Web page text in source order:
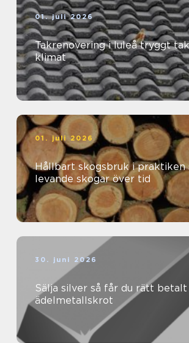
01. juli 2026
Takrenovering i luleå tryggt tak för tufft
klimat
01. juli 2026
Hållbart skogsbruk i praktiken så skapas
levande skogar över tid
30. juni 2026
Sälja silver så får du rätt betalt för ditt
ädelmetallskrot